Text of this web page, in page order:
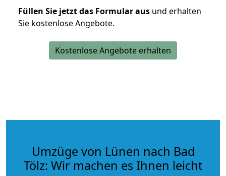
Füllen Sie jetzt das Formular aus und erhalten
Sie kostenlose Angebote.
Kostenlose Angebote erhalten
Umzüge von Lünen nach Bad
Tölz: Wir machen es Ihnen leicht